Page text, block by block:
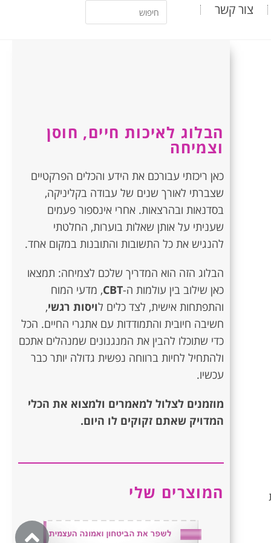
צור קשר
הבלוג לאיכות חיים, חוסן
וצמיחה
כאן ריכזתי עבורכם את הידע והכלים הפרקטיים
שצברתי לאורך שנים של עבודה בקליניקה,
בסדנאות ובהרצאות. אחרי אינספור פעמים
שעניתי על אותן שאלות בוערות, החלטתי
להנגיש את כל התשובות והתובנות במקום אחד.
הבלוג הזה הוא המדריך שלכם לצמיחה: תמצאו
כאן שילוב בין עולמות ה-CBT, מדעי המוח
והתפתחות אישית, לצד כלים לויסות רגשי,
חשיבה חיובית והתמודדות עם אתגרי החיים. הכל
כדי שתוכלו להבין את המנגנונים שמנהלים אתכם
ולהתחיל לחיות ברווחה נפשית גדולה יותר כבר
עכשיו.
מוזמנים לצלול למאמרים ולמצוא את הכלי
המדויק שאתם זקוקים לו היום.
המוצרים שלי